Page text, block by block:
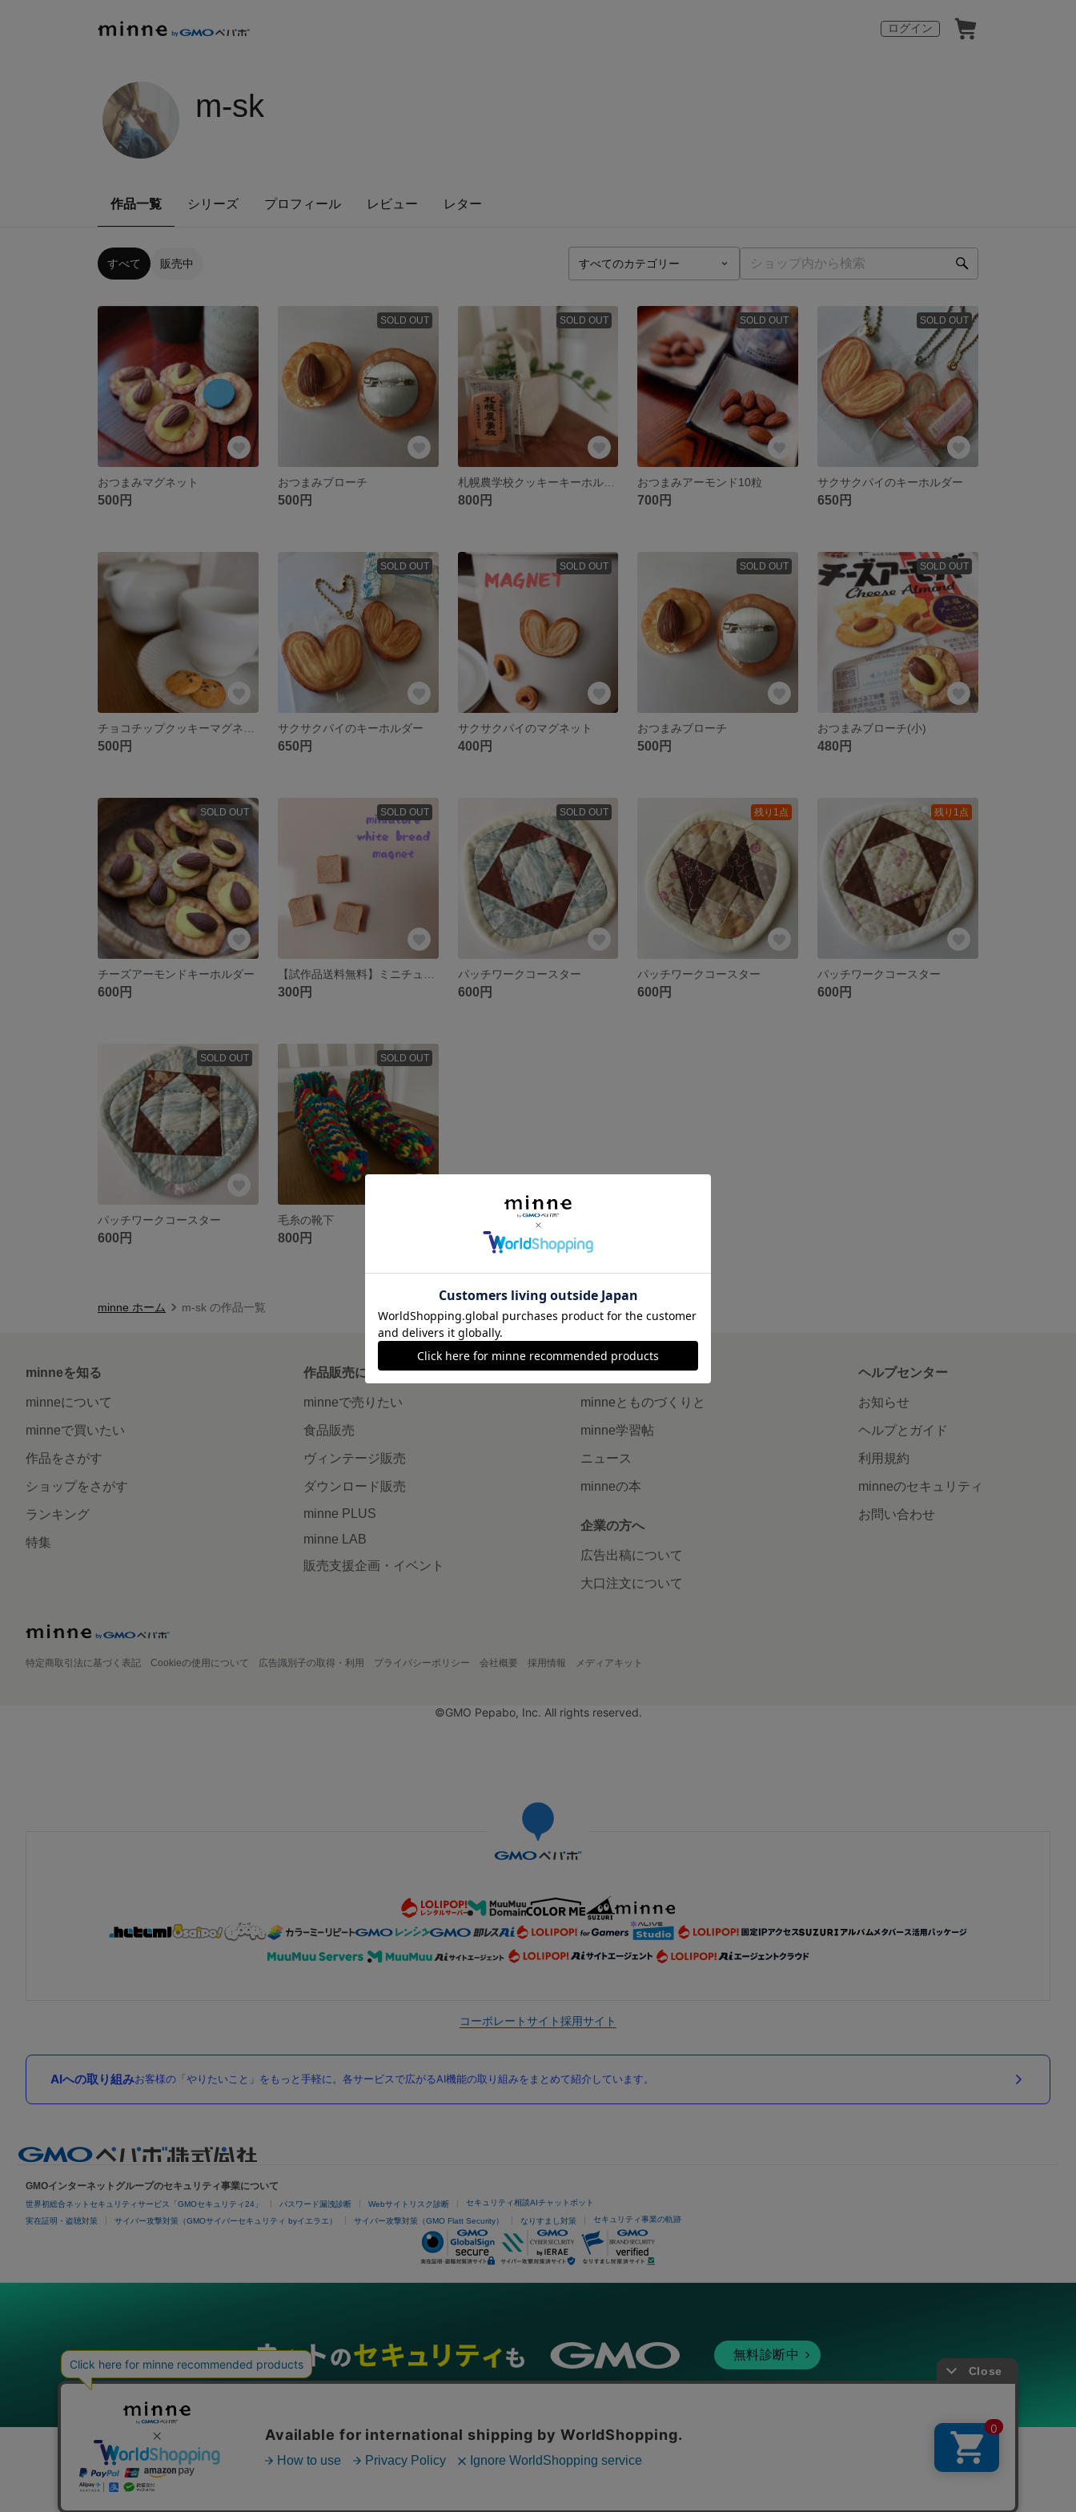
ログイン
m-sk
作品一覧 シリーズ プロフィール レビュー レター
すべて 販売中
おつまみマグネット
500円
SOLD OUT
おつまみブローチ
500円
SOLD OUT
札幌農学校クッキーキーホルダー
800円
SOLD OUT
おつまみアーモンド10粒
700円
SOLD OUT
サクサクパイのキーホルダー
650円
500円
SOLD OUT
サクサクパイのキーホルダー
650円
SOLD OUT
サクサクパイのマグネット
400円
SOLD OUT
おつまみブローチ
500円
SOLD OUT
おつまみブローチ(小)
480円
SOLD OUT
チーズアーモンドキーホルダー
600円
SOLD OUT
300円
SOLD OUT
パッチワークコースター
600円
残り1点
パッチワークコースター
600円
残り1点
パッチワークコースター
600円
SOLD OUT
パッチワークコースター
600円
SOLD OUT
毛糸の靴下
800円
minne ホーム m-sk の作品一覧
minneを知る
minneについて
minneで買いたい
作品をさがす
ショップをさがす
ランキング
特集
作品販売について
minneで売りたい
食品販売
ヴィンテージ販売
ダウンロード販売
minne PLUS
minne LAB
販売支援企画・イベント
読みもの
minneとものづくりと
minne学習帖
ニュース
minneの本
企業の方へ
広告出稿について
大口注文について
ヘルプセンター
お知らせ
ヘルプとガイド
利用規約
minneのセキュリティ
お問い合わせ
特定商取引法に基づく表記 Cookieの使用について 広告識別子の取得・利用 プライバシーポリシー 会社概要 採用情報 メディアキット
©GMO Pepabo, Inc. All rights reserved.
コーポレートサイト採用サイト
AIへの取り組みお客様の「やりたいこと」をもっと手軽に。各サービスで広がるAI機能の取り組みをまとめて紹介しています。
GMOインターネットグループのセキュリティ事業について
世界初総合ネットセキュリティサービス「GMOセキュリティ24」 パスワード漏洩診断 Webサイトリスク診断 セキュリティ相談AIチャットボット
実在証明・盗聴対策 サイバー攻撃対策（GMOサイバーセキュリティ byイエラエ） サイバー攻撃対策（GMO Flatt Security） なりすまし対策 セキュリティ事業の軌跡
無料診断中
グループサービス
インターネットサービス